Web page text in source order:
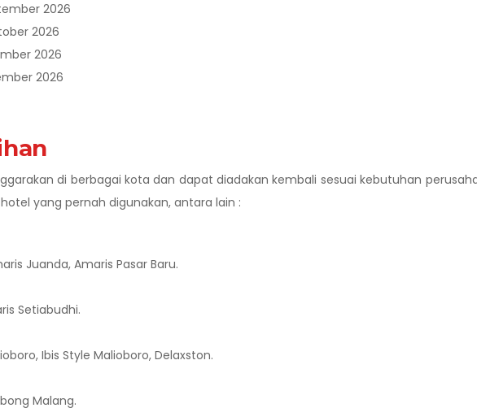
2026
2026
2026
2026
di berbagai kota dan dapat diadakan kembali sesuai kebutuhan
yang pernah digunakan, antara lain :
Juanda, Amaris Pasar Baru.
Setiabudhi.
Ibis Style Malioboro, Delaxston.
Malang.